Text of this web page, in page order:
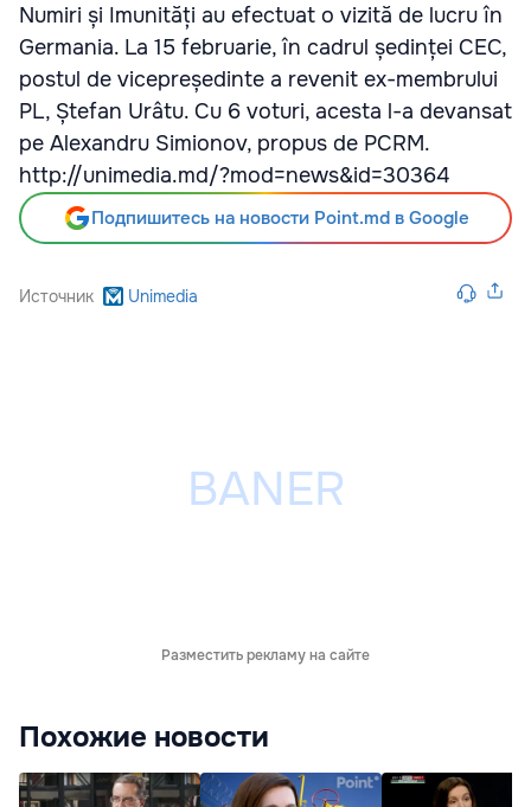
Numiri și Imunități au efectuat o vizită de lucru în
Germania. La 15 februarie, în cadrul ședinței CEC,
postul de vicepreședinte a revenit ex-membrului
PL, Ștefan Urâtu. Cu 6 voturi, acesta l-a devansat
pe Alexandru Simionov, propus de PCRM.
http://unimedia.md/?mod=news&id=30364
Подпишитесь на новости Point.md в Google
Источник Unimedia
Разместить рекламу на сайте
Похожие новости